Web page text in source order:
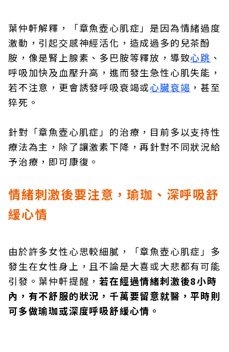
葉仲軒解釋，「章魚壺心肌症」是因為情緒過度
激動，引起交感神經活化，造成過多的兒茶酚
胺，像是腎上腺素、多巴胺等釋放，導致心跳 、
呼吸加快及血壓升高，進而發生急性心肌失能，
若不注意，更會誘發呼吸衰竭或心臟衰竭 ，甚至
猝死。
針對「章魚壺心肌症」的治療，目前多以支持性
療法為主，除了讓激素下降，再針對不同狀況給
予治療，即可康復。
情緒刺激後要注意，瑜珈、深呼吸舒
緩心情
由於許多女性心思較細膩，「章魚壺心肌症」多
發生在女性身上，且不論是大喜或大悲都有可能
引發。葉仲軒提醒，若在經過情緒刺激後8小時
內，有不舒服的狀況，千萬要留意就醫，平時則
可多做瑜珈或深度呼吸舒緩心情。